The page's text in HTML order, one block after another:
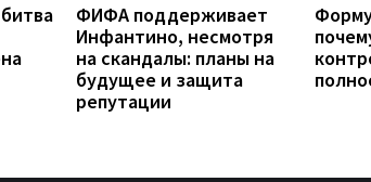
ФИФА поддерживает
Инфантино, несмотря
на скандалы: планы на
будущее и защита
репутации